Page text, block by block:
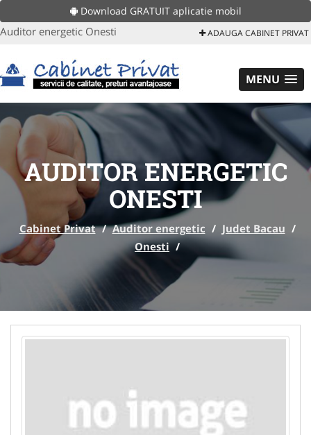
Download GRATUIT aplicatie mobil
Auditor energetic Onesti ADAUGA CABINET PRIVAT
MENU
AUDITOR ENERGETIC
ONESTI
Cabinet Privat / Auditor energetic / Judet Bacau /
Onesti /